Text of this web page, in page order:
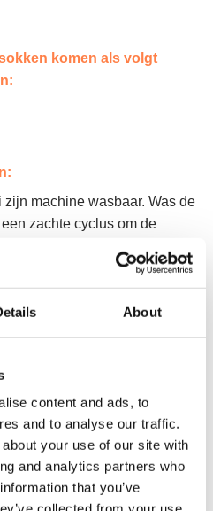
About
content and ads, to
and to analyse our traffic.
your use of our site with
and analytics partners who
that you’ve
komen als volgt
machine wasbaar. Was de
zachte cyclus om de
in de droger.
of andere agressieve
het creëren van de beste
zoals yoga, pilates en barre.
instructeurs, combineren de
flatterend en functioneel